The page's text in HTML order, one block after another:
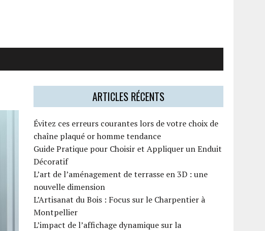
ARTICLES RÉCENTS
Évitez ces erreurs courantes lors de votre choix de
chaîne plaqué or homme tendance
Guide Pratique pour Choisir et Appliquer un Enduit
Décoratif
L’art de l’aménagement de terrasse en 3D : une
nouvelle dimension
L’Artisanat du Bois : Focus sur le Charpentier à
Montpellier
L’impact de l’affichage dynamique sur la